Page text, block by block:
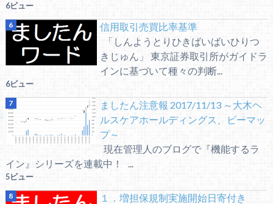
6ビュー
信用取引売買比率基準
「しんようとりひきばいばいひりつ
きじゅん」 東京証券取引所がガイドラ
インに基づいて種々の判断...
6ビュー
ましたん注意報 2017/11/13 ～大木ヘ
ルスケアホールディングス、ビーマッ
プ～
現在管理人のブログで『機能するラ
イン』シリーズを連載中！ ...
5ビュー
１．増担保規制実施開始日寄付き